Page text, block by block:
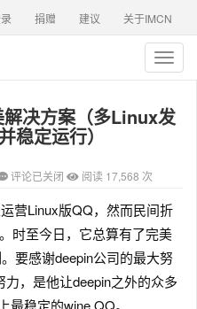
关于IMCN
建议
捐赠
T
o
g
l
v
i
g
a
i
决方案（多Linux发
稳定运行）
评论已关闭 阅读 17,568 次
营Linux版QQ，然而民间折
时至今日，它总算有了完美
要感谢deepin公司的最大努
，是他让deepin之外的众多
最稳定的wine QQ。